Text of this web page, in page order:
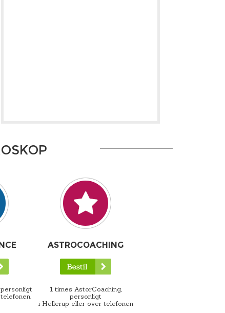
ASTROCOACHING
1 times AstorCoaching,
personligt
i Hellerup eller over telefonen